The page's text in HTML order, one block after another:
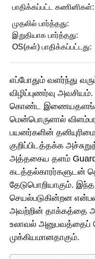
பாதிக்கப்பட்ட கணினிகள்:
முதலில் பார்த்தது:
இறுதியாக பார்த்தது:
OS(கள்) பாதிக்கப்பட்டது:
எப்போதும் வளர்ந்து
விழிப்புணர்வு
கொண்ட இணையதளங்கள்,
மென்பொருளால்
பயனர்களின் தனியுரிமை
குறிப்பிடத்தக்க
அத்தகைய தளம்
கடத்தல்காரர்களுடன்
தேடுபொறியாகும்.
செயல்படுகின்றன
அவற்றின் தாக்கத்தை
உலாவல் அனுபவத்தைப்
முக்கியமானதாகும்.